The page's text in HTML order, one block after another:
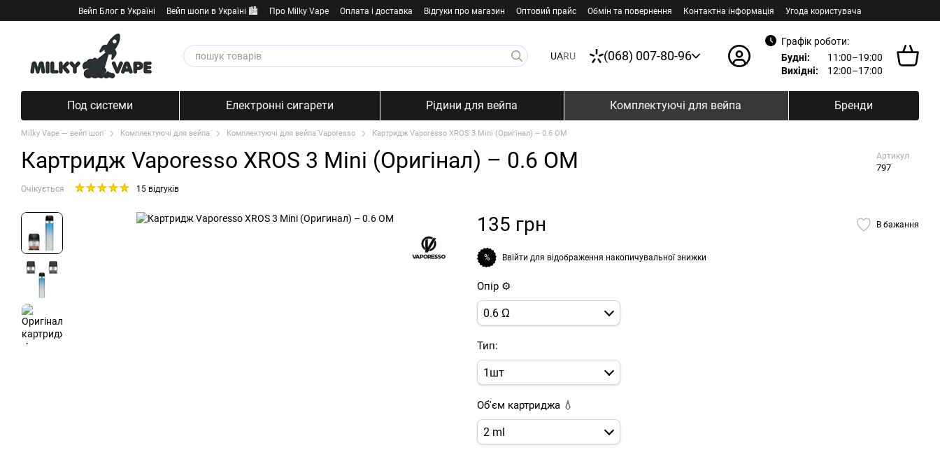
Перейти к основному контенту
Вейп Блог в Україні Вейп шопи в Україні 🏙️ Про Milky Vape Оплата і доставка Відгуки про магазин Оптовий прайс Обмін та повернення Контактна інформація Угода користувача
UARU (068) 007-80-96
Графік роботи:
Будні:
11:00–19:00
Вихідні:
12:00–17:00
Под системи Електронні сигарети Рідини для вейпа Комплектуючі для вейпа Бренди
Milky Vape — вейп шоп Комплектуючі для вейпа Комплектуючі для вейпа Vaporesso Картридж Vaporesso XROS 3 Mini (Оригінал) – 0.6 ОМ
Картридж Vaporesso XROS 3 Mini (Оригінал) – 0.6 ОМ Артикул
797
Очікується 15 відгуків
135 грн В бажання
% Ввійти для відображення накопичувальної знижки
Опір ⚙️
0.6 Ω
Тип:
1шт
Об'єм картриджа 💧
2 ml